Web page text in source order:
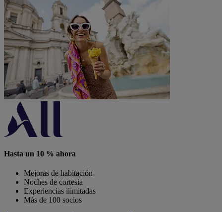
Hasta un 10 % ahora
Mejoras de habitación
Noches de cortesía
Experiencias ilimitadas
Más de 100 socios